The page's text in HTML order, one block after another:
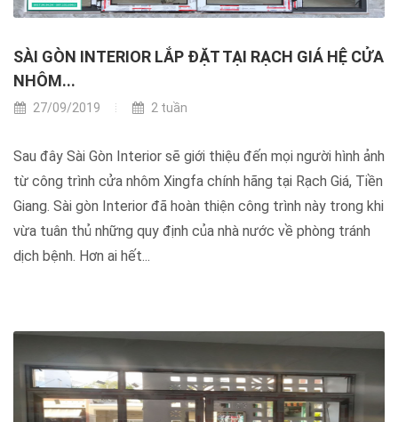
SÀI GÒN INTERIOR LẮP ĐẶT TẠI RẠCH GIÁ HỆ CỬA
NHÔM...
27/09/2019 2 tuần
Sau đây Sài Gòn Interior sẽ giới thiệu đến mọi người hình ảnh
từ công trình cửa nhôm Xingfa chính hãng tại Rạch Giá, Tiền
Giang. Sài gòn Interior đã hoàn thiện công trình này trong khi
vừa tuân thủ những quy định của nhà nước về phòng tránh
dịch bệnh. Hơn ai hết...